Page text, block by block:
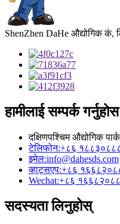
ShenZhen DaHe औद्योगिक कं,
हामीलाई सम्पर्क गर्नुहोस
दक्षिणपश्चिम औद्योगिक
टेलिफोन:+८६
इमेल:info@dahesds.com
व्हाट्सएप:+८६
Wechat:+८६
सदस्यता लिनुहोस्